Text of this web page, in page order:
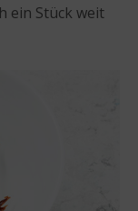
ein Stück weit